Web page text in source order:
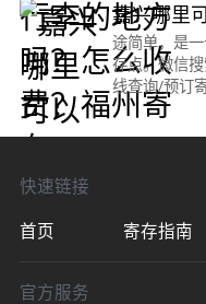
太
嘉兴哪里
途简单，是
存点。微信
线查询/预订
点时间：
快速链接
首页
寄存指南
官方服务